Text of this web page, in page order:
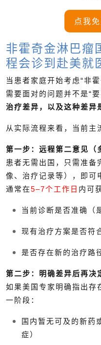
点我
非霍奇金淋巴瘤
程会诊到赴美就
当患者家庭开始考虑“非
需要面对的问题并不是“
治疗差异，以及这种差异
从实际流程来看，当前主
第一步：远程第二意见（
患者无需出国，只需准备
像、治疗记录等），即可
通常在5–7个工作日 内可
当前诊断是否准确（
现有治疗方案是否符
是否存在新的治疗路
第二步：明确差异后再决
如果美国专家明确指出存
一阶段：
国内暂无可及的新药
症）